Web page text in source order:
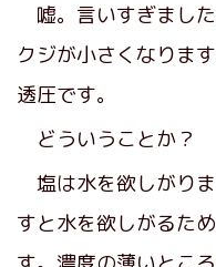
嘘。言いすぎまし
クジが小さくなりま
透圧です。
どういうことか？
塩は水を欲しがり
すと水を欲しがるた